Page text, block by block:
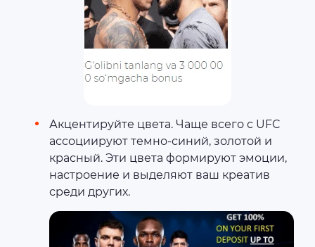
Акцентируйте цвета. Чаще всего с UFC
ассоциируют темно-синий, золотой и
красный. Эти цвета формируют эмоции,
настроение и выделяют ваш креатив
среди других.